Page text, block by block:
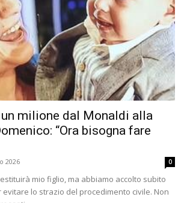
milione dal Monaldi alla
“Ora bisogna fare
2026 0
mio figlio, ma abbiamo accolto subito
lo strazio del procedimento civile. Non